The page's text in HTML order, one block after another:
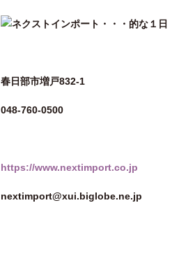
春日部市増戸832-1
048-760-0500
https://www.nextimport.co.jp
nextimport@xui.biglobe.ne.jp